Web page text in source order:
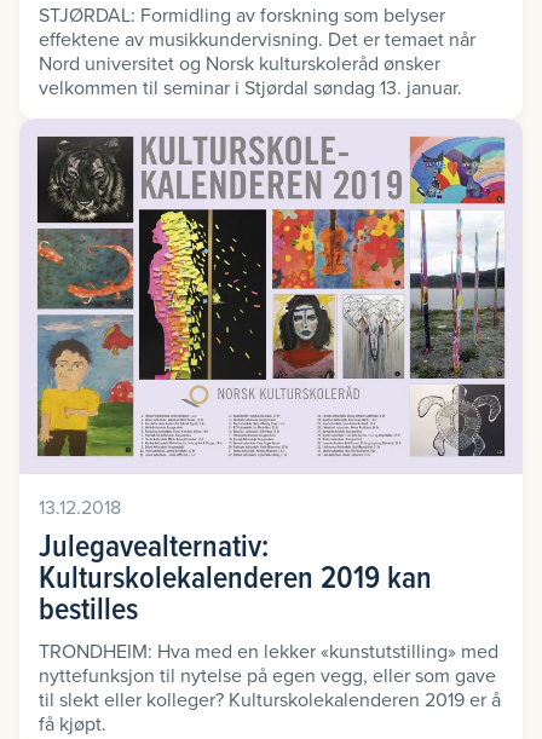
STJØRDAL: Formidling av forskning som belyser
effektene av musikkundervisning. Det er temaet når
Nord universitet og Norsk kulturskoleråd ønsker
velkommen til seminar i Stjørdal søndag 13. januar.
13.12.2018
Julegavealternativ:
Kulturskolekalenderen 2019 kan
bestilles
TRONDHEIM: Hva med en lekker «kunstutstilling» med
nyttefunksjon til nytelse på egen vegg, eller som gave
til slekt eller kolleger? Kulturskolekalenderen 2019 er å
få kjøpt.